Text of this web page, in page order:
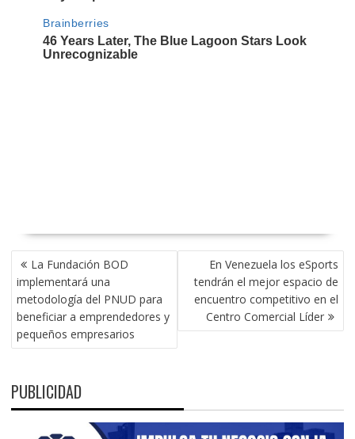
NAVEGACIÓN
DE
ENTRADAS
La Fundación BOD
implementará una
metodología del PNUD para
beneficiar a emprendedores y
pequeños empresarios
En Venezuela los eSports
tendrán el mejor espacio de
encuentro competitivo en el
Centro Comercial Líder
PUBLICIDAD